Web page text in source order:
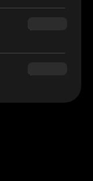
$160.00
$180.00